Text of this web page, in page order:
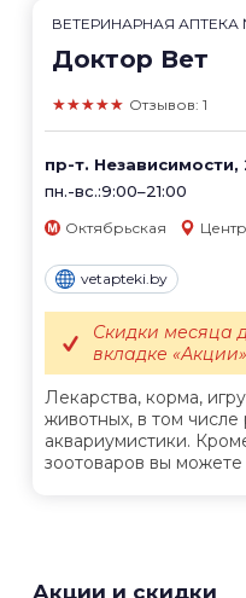
ВЕТЕРИНАРНАЯ АПТЕКА
Доктор Вет
★★★★★ Отзывов: 1
пр-т. Независимости,
пн.-вс.:9:00–21:00
Октябрьская Центр
vetapteki.by
Лекарства, корма,
животных, в том
аквариумистики.
зоотоваров вы можете
Скидки месяца
вкладке
Акции и скидки